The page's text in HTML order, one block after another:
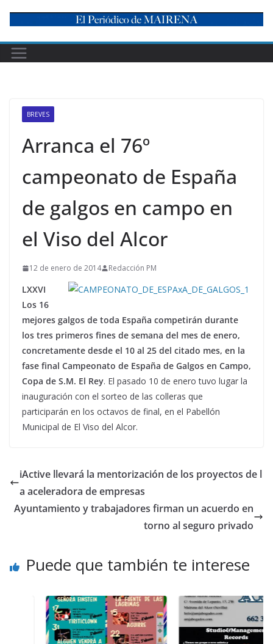
content
BREVES
Arranca el 76º
campeonato de España
de galgos en campo en
el Viso del Alcor
12 de enero de 2014 Redacción PM
LXXVI
Los 16
mejores galgos de toda España competirán durante
los tres primeros fines de semana del mes de enero,
concretamente desde el 10 al 25 del citado mes, en la
fase final Campeonato de España de Galgos en Campo,
Copa de S.M. El Rey. El pasado 10 de enero tuvo lugar la
inauguración con el sorteo de las colleras que
participarán en los octavos de final, en el Pabellón
Municipal de El Viso del Alcor.
iActive llevará la mentorización de los proyectos de l
a aceleradora de empresas
Ayuntamiento y trabajadores firman un acuerdo en
torno al seguro privado
Puede que también te interese